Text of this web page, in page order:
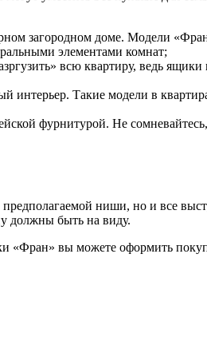
загородном доме. Модели
элементами комнат;
всю квартиру, ведь ящики
Такие модели в
фурнитурой. Не
ниши, но и все
должны быть на виду.
«Фран» вы можете оформить